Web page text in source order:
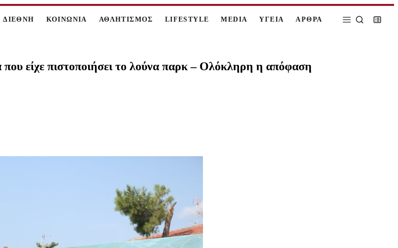
ΔΙΕΘΝΗ ΚΟΙΝΩΝΙΑ ΑΘΛΗΤΙΣΜΟΣ LIFESTYLE MEDIA ΥΓΕΙΑ ΑΡΘΡΑ
είχε πιστοποιήσει το λούνα παρκ – Ολόκληρη η απόφαση